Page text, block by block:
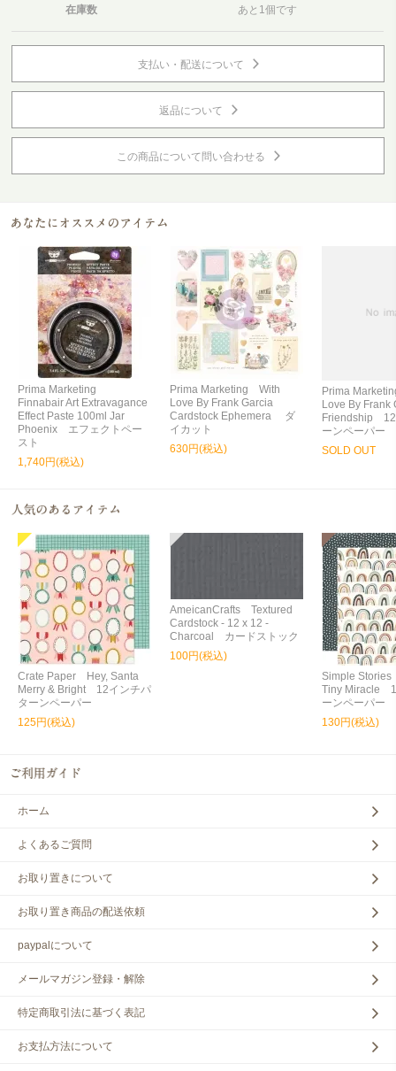
在庫数 あと1個です
支払い・配送について
返品について
この商品について問い合わせる
Prima Marketing
Finnabair Art Extravagance
Effect Paste 100ml Jar
Phoenix エフェクトペー
スト
1,740円(税込)
Prima Marketing With
Love By Frank Garcia
Cardstock Ephemera ダ
イカット
630円(税込)
Prima
Love By Frank
Friendship 12
ーンペーパー
SOLD OUT
Crate Paper Hey, Santa
Merry & Bright 12インチパ
ターンペーパー
125円(税込)
AmeicanCrafts Textured
Cardstock - 12 x 12 -
Charcoal カードストック
100円(税込)
Simple
Tiny Miracle
ーンペーパー
130円(税込)
ホーム
よくあるご質問
お取り置きについて
お取り置き商品の配送依頼
paypalについて
メールマガジン登録・解除
特定商取引法に基づく表記
お支払方法について